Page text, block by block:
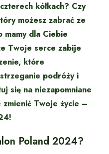
kółkach? Czy
możesz zabrać ze
mamy dla Ciebie
Twoje serce zabije
które
podróży i
się na niezapomniane
Twoje życie –
Poland 2024?